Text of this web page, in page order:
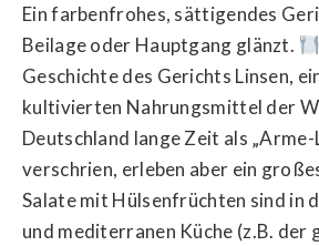
Ein farbenfrohes, sättigendes
Beilage oder Hauptgang glänzt.
Geschichte des Gerichts Linsen,
kultivierten Nahrungsmittel der
Deutschland lange Zeit als „Arme-
verschrien, erleben aber ein
Salate mit Hülsenfrüchten sind in
und mediterranen Küche (z.B. der